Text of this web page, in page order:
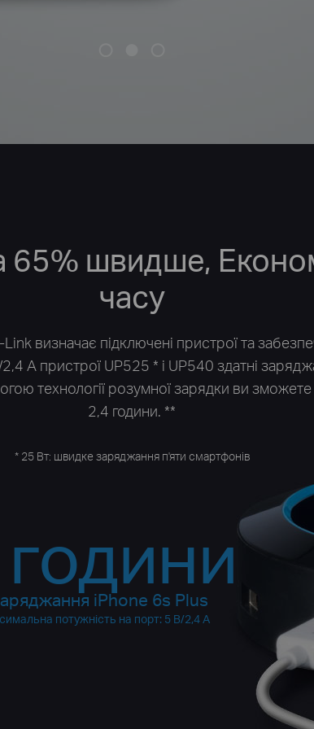
65% швидше,
часу
визначає підключені пристрої та
А пристрої UP525 * і UP540 здатні
технології розумної зарядки ви
2,4 години. **
* 25 Вт: швидке заряджання п'яти смартфонів
iPhone 6s Plus
потужність на порт: 5 В/2,4 A